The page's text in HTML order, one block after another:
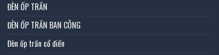
ĐÈN ỐP TRẦN
ĐÈN ỐP TRẦN BAN CÔNG
Đèn ốp trần cổ điển